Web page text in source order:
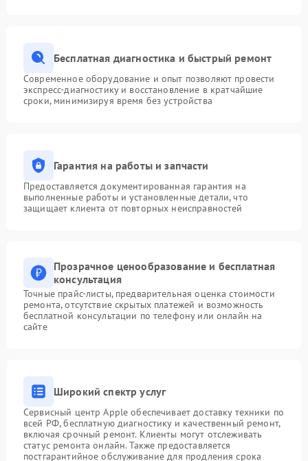
Бесплатная диагностика и быстрый ремонт
Современное оборудование и опыт позволяют провести
экспресс-диагностику и восстановление в кратчайшие
сроки, минимизируя время без устройства
Гарантия на работы и запчасти
Предоставляется документированная гарантия на
выполненные работы и установленные детали, что
защищает клиента от повторных неисправностей
Прозрачное ценообразование и бесплатная
консультация
Точные прайс-листы, предварительная оценка стоимости
ремонта, отсутствие скрытых платежей и возможность
бесплатной консультации по телефону или онлайн на
сайте
Широкий спектр услуг
Сервисный центр Apple обеспечивает доставку техники по
всей РФ, бесплатную диагностику и качественный ремонт,
включая срочный ремонт. Клиенты могут отслеживать
статус ремонта онлайн. Также предоставляется
постгарантийное обслуживание для продления срока